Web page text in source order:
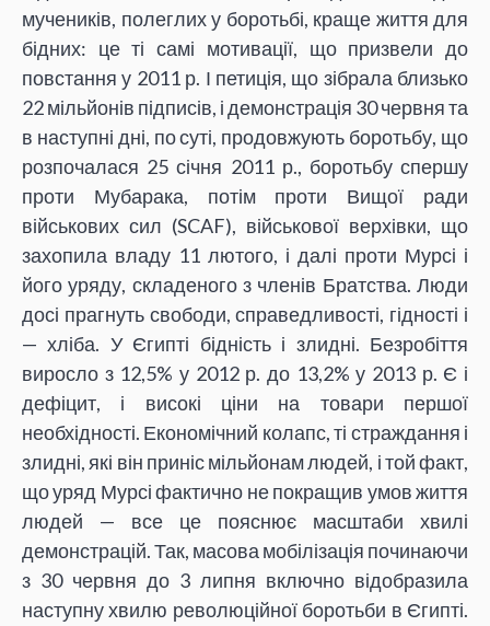
мучеників, полеглих у боротьбі, краще життя для
бідних: це ті самі мотивації, що призвели до
повстання у 2011 р. І петиція, що зібрала близько
22 мільйонів підписів, і демонстрація 30 червня та
в наступні дні, по суті, продовжують боротьбу, що
розпочалася 25 січня 2011 р., боротьбу спершу
проти Мубарака, потім проти Вищої ради
військових сил (SCAF), військової верхівки, що
захопила владу 11 лютого, і далі проти Мурсі і
його уряду, складеного з членів Братства. Люди
досі прагнуть свободи, справедливості, гідності і
— хліба. У Єгипті бідність і злидні. Безробіття
виросло з 12,5% у 2012 р. до 13,2% у 2013 р. Є і
дефіцит, і високі ціни на товари першої
необхідності. Економічний колапс, ті страждання і
злидні, які він приніс мільйонам людей, і той факт,
що уряд Мурсі фактично не покращив умов життя
людей — все це пояснює масштаби хвилі
демонстрацій. Так, масова мобілізація починаючи
з 30 червня до 3 липня включно відобразила
наступну хвилю революційної боротьби в Єгипті.